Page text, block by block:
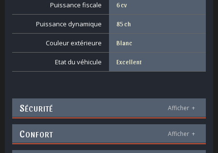
Puissance fiscale 6 cv
Puissance dynamique 85 ch
Couleur extérieure Blanc
Etat du véhicule Excellent
SÉCURITÉ Afficher +
CONFORT Afficher +